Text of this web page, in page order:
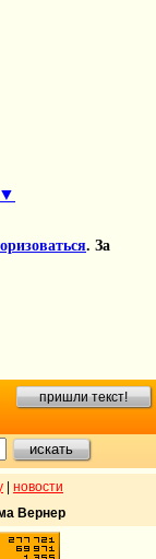
. За
пришли текст!
новости
Вернер